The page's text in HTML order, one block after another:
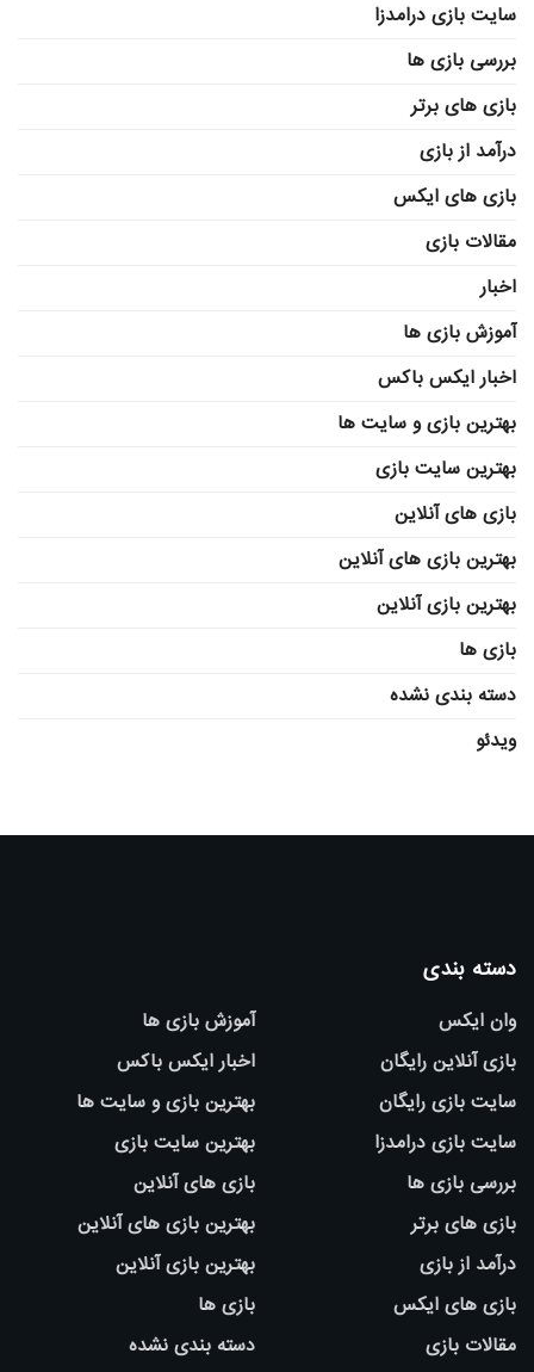
سایت بازی درامدزا
بررسی بازی ها
بازی های برتر
درآمد از بازی
بازی های ایکس
مقالات بازی
اخبار
آموزش بازی ها
اخبار ایکس باکس
بهترین بازی و سایت ها
بهترین سایت بازی
بازی های آنلاین
بهترین بازی های آنلاین
بهترین بازی آنلاین
بازی ها
دسته بندی نشده
ویدئو
دسته بندی
وان ایکس
بازی آنلاین رایگان
سایت بازی رایگان
سایت بازی درامدزا
بررسی بازی ها
بازی های برتر
درآمد از بازی
بازی های ایکس
مقالات بازی
آموزش بازی ها
اخبار ایکس باکس
بهترین بازی و سایت ها
بهترین سایت بازی
بازی های آنلاین
بهترین بازی های آنلاین
بهترین بازی آنلاین
بازی ها
دسته بندی نشده